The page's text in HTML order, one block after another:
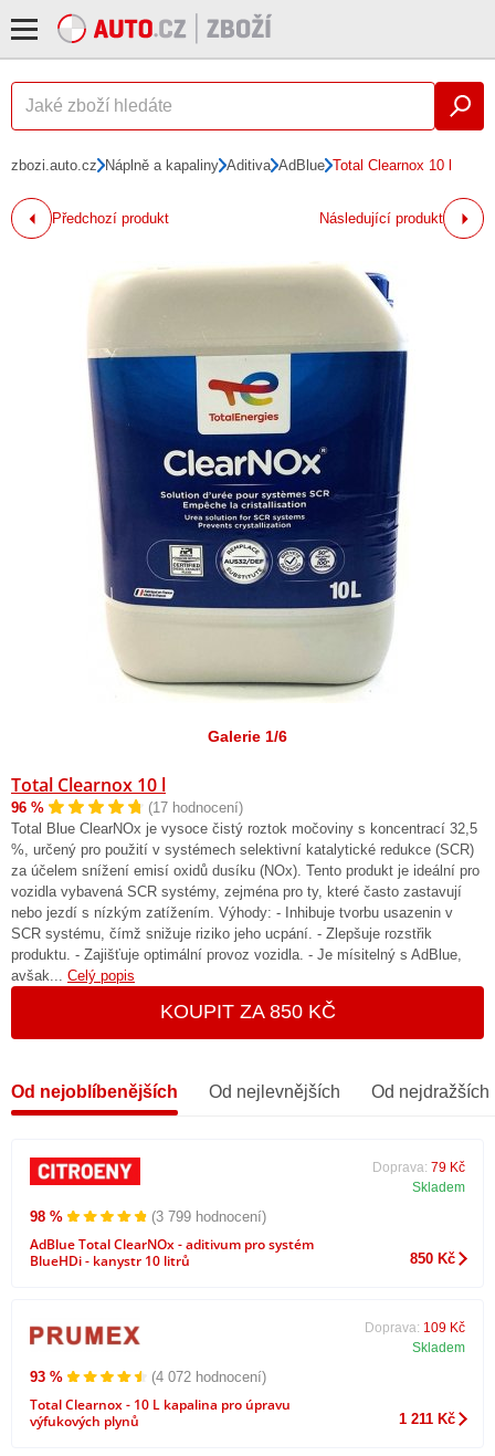
zbozi.auto.cz Náplně a kapaliny Aditiva AdBlue Total Clearnox 10 l
Předchozí produkt Následující produkt
Galerie 1/6
Total Clearnox 10 l
96 %
(17 hodnocení)
Total Blue ClearNOx je vysoce čistý roztok močoviny s koncentrací 32,5
%, určený pro použití v systémech selektivní katalytické redukce (SCR)
za účelem snížení emisí oxidů dusíku (NOx). Tento produkt je ideální pro
vozidla vybavená SCR systémy, zejména pro ty, které často zastavují
nebo jezdí s nízkým zatížením. Výhody: - Inhibuje tvorbu usazenin v
SCR systému, čímž snižuje riziko jeho ucpání. - Zlepšuje rozstřik
produktu. - Zajišťuje optimální provoz vozidla. - Je mísitelný s AdBlue,
avšak... Celý popis
KOUPIT ZA 850 KČ
Od nejoblíbenějších Od nejlevnějších Od nejdražších
98 % (3 799 hodnocení)
AdBlue Total ClearNOx - aditivum pro systém
BlueHDi - kanystr 10 litrů
Doprava: 79 Kč
Skladem
850 Kč
93 % (4 072 hodnocení)
Total Clearnox - 10 L kapalina pro úpravu
výfukových plynů
Doprava: 109 Kč
Skladem
1 211 Kč